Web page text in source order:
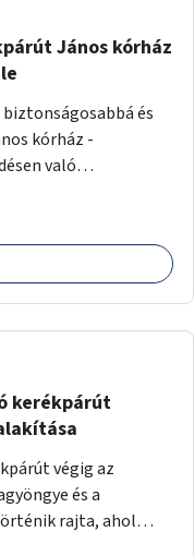
János kórház
és
kórház -
való
esetleg ésszerűbb
kerékpárút
végig az
és a
rajta, ahol